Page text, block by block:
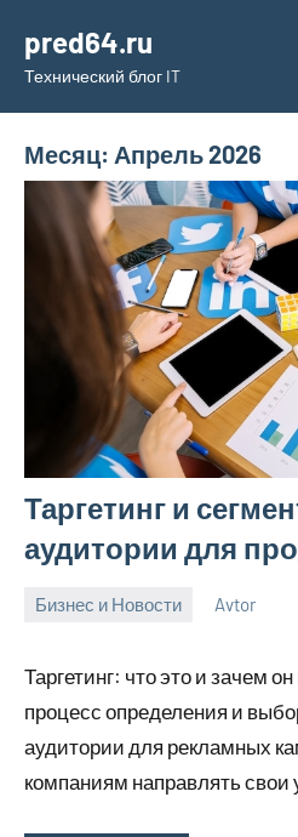
содержимому
pred64.ru
Технический блог IT
Месяц: Апрель 2026
Таргетинг и
аудитории для
Бизнес и Новости
2026
Avtor
Таргетинг: что это и зачем
процесс определения и
аудитории для рекламных
компаниям направлять